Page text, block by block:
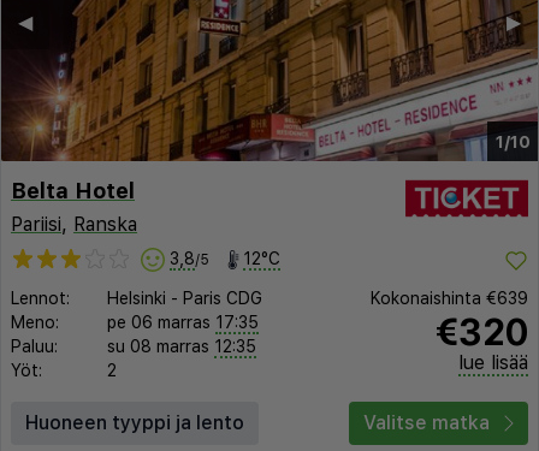
1/10
▶︎
◀︎
Belta Hotel
Pariisi, Ranska
3,8/5 12°C
Lennot: Helsinki - Paris CDG
Meno:
pe 06 marras 17:35
Paluu:
su 08 marras 12:35
Yöt:
2
Kokonaishinta €639
€320
lue lisää
Huoneen tyyppi ja lento Valitse matka